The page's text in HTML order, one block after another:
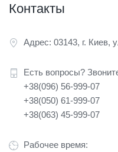
Контакты
Адрес: 03143, г. Киев,
Есть вопросы?
+38(096) 56-999-07
+38(050) 61-999-07
+38(063) 45-999-07
Рабочее время: